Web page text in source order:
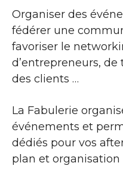
Organiser des
fédérer une
favoriser le
d’entrepreneurs,
des clients …
La Fabulerie
événements et
dédiés pour vos
plan et organisation